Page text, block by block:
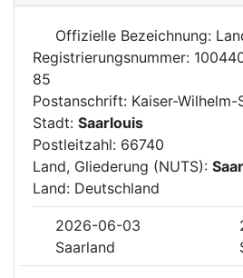
Offizielle Bezeichnung:
Registrierungsnummer:
85
Postanschrift: Kaiser-Wilhelm-
Stadt: Saarlouis
Postleitzahl: 66740
Land, Gliederung (NUTS):
Land: Deutschland
2026-06-03
Saarland